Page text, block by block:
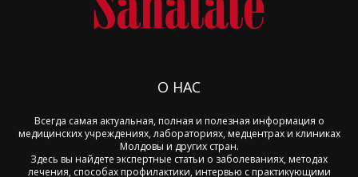
О НАС
Всегда самая актуальная, полная и полезная информация о
медицинских учреждениях, лабораториях, медцентрах и клиниках
Молдовы и других стран.
Здесь вы найдете экспертные статьи о заболеваниях, методах
лечения, способах профилактики, интервью с практикующими